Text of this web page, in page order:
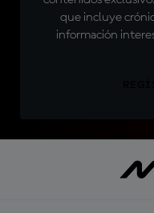
que incluye
información